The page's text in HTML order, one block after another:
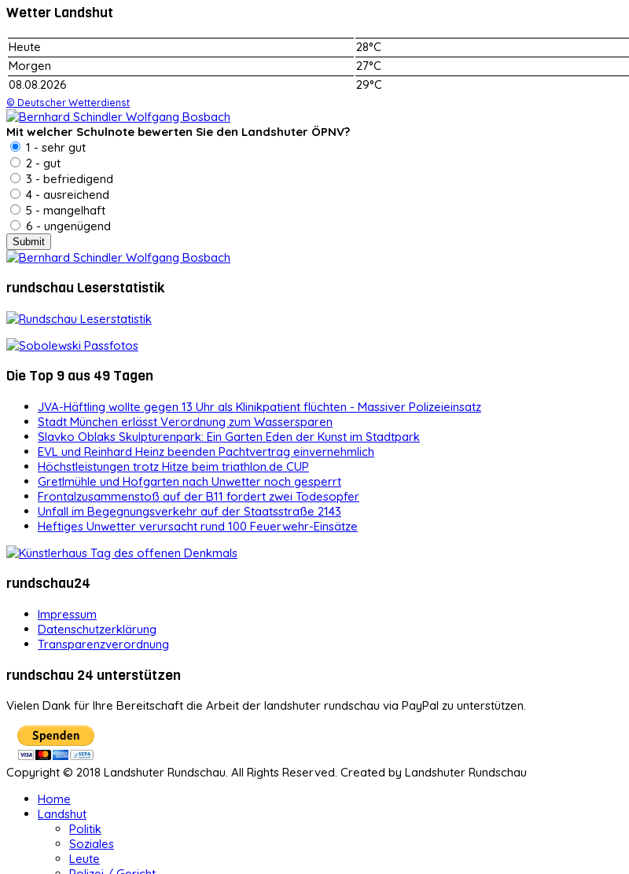
Wetter Landshut
Heute
28°C
Morgen
27°C
08.08.2026
29°C
© Deutscher Wetterdienst
Mit welcher Schulnote bewerten Sie den Landshuter ÖPNV?
1 - sehr gut
2 - gut
3 - befriedigend
4 - ausreichend
5 - mangelhaft
6 - ungenügend
rundschau Leserstatistik
Die Top 9 aus 49 Tagen
JVA-Häftling wollte gegen 13 Uhr als Klinikpatient flüchten - Massiver Polizeieinsatz
Stadt München erlässt Verordnung zum Wassersparen
Slavko Oblaks Skulpturenpark: Ein Garten Eden der Kunst im Stadtpark
EVL und Reinhard Heinz beenden Pachtvertrag einvernehmlich
Höchstleistungen trotz Hitze beim triathlon.de CUP
Gretlmühle und Hofgarten nach Unwetter noch gesperrt
Frontalzusammenstoß auf der B11 fordert zwei Todesopfer
Unfall im Begegnungsverkehr auf der Staatsstraße 2143
Heftiges Unwetter verursacht rund 100 Feuerwehr-Einsätze
rundschau24
Impressum
Datenschutzerklärung
Transparenzverordnung
rundschau 24 unterstützen
Vielen Dank für Ihre Bereitschaft die Arbeit der landshuter rundschau via PayPal zu unterstützen.
Copyright © 2018 Landshuter Rundschau. All Rights Reserved. Created by Landshuter Rundschau
Home
Landshut
Politik
Soziales
Leute